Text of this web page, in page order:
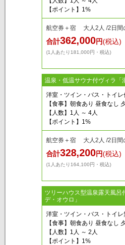
【ポイント】1%
航空券＋宿 大人2人 /2日間
合計362,000円(税込)
(1人あたり181,000円・税込)
温泉・低温サウナ付ヴィラ「
洋室・ツイン・バス・トイレ
【食事】朝食あり 昼食なし
【人数】1人 ～ 4人
【ポイント】1%
航空券＋宿 大人2人 /2日間
合計328,200円(税込)
(1人あたり164,100円・税込)
ツリーハウス型温泉露天風呂
デ・オウロ」
洋室・ツイン・バス・トイレ
【食事】朝食あり 昼食なし
【人数】1人 ～ 2人
【ポイント】1%